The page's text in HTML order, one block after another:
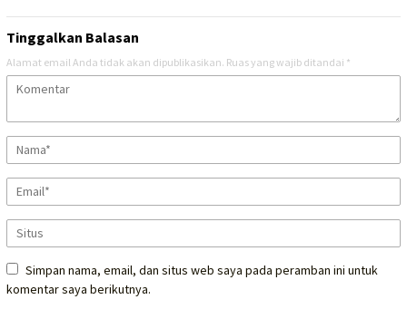
Tinggalkan Balasan
Alamat email Anda tidak akan dipublikasikan. Ruas yang wajib ditandai *
Simpan nama, email, dan situs web saya pada peramban ini untuk
komentar saya berikutnya.